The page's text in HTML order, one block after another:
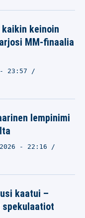
keinoin
MM-finaalia
23:57
lempinimi
- 22:16
kaatui –